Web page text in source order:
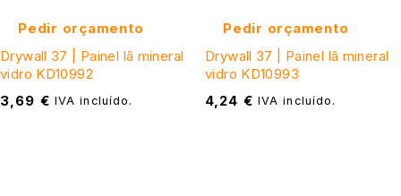
Pedir orçamento
Drywall 37 | Painel lã mineral
vidro KD10992
3,69 € IVA incluído.
Pedir orçamento
Drywall 37 | Painel lã mineral
vidro KD10993
4,24 € IVA incluído.